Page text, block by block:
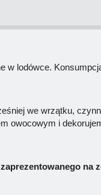
lodówce.
we wrzątku,
owocowym i
na